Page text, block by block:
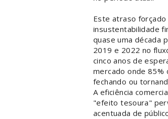
Este atraso
insustentabilidade
quase uma década
2019 e 2022 no
cinco anos de
mercado onde 85%
fechando ou
A eficiência
"efeito tesoura"
acentuada de